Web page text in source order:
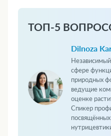
ТОП-5
Dilnoza
сфере
природных
ведущие
оценке
Спикер